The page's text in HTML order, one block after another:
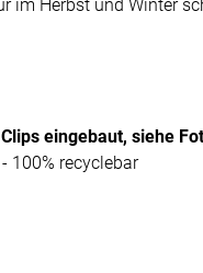
im Herbst und Winter
eingebaut, siehe
100% recyclebar